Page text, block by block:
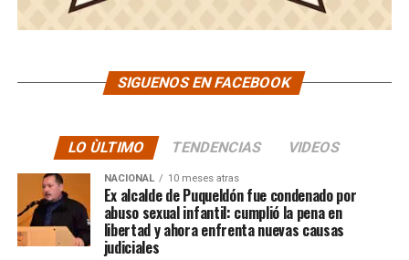
SIGUENOS EN FACEBOOK
LO ÙLTIMO TENDENCIAS VIDEOS
NACIONAL 10 meses atras
Ex alcalde de Puqueldón fue condenado por
abuso sexual infantil: cumplió la pena en
libertad y ahora enfrenta nuevas causas
judiciales